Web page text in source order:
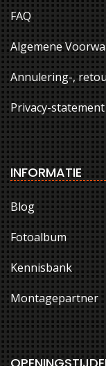
FAQ
Algemene
Annulering-,
Privacy-statement
INFORMATIE
Blog
Fotoalbum
Kennisbank
Montagepartner